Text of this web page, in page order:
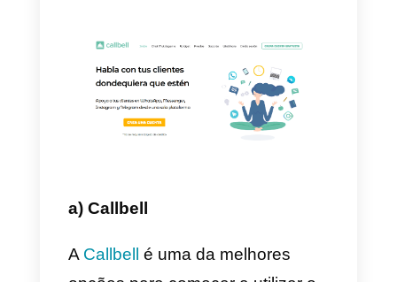
cliente, de modo a resolver
rapidamente eventuais